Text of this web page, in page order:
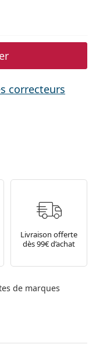
correcteurs
Livraison offerte
dès 99€ d’achat
de marques